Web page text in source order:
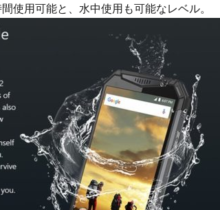
使用可能と、水中使用も可能なレベル。